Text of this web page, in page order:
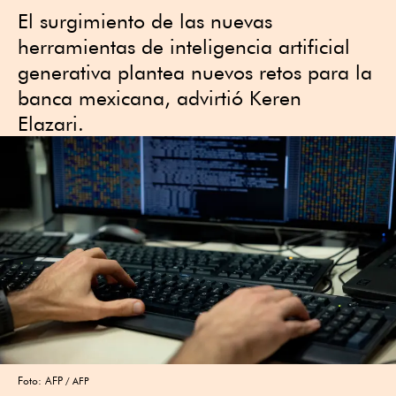
El surgimiento de las nuevas
herramientas de inteligencia artificial
generativa plantea nuevos retos para la
banca mexicana, advirtió Keren
Elazari.
Foto: AFP AFP